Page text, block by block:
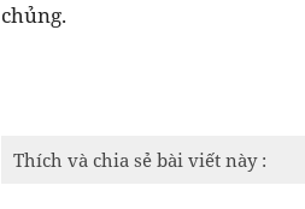
chủng.
Thích và chia sẻ bài viết này :